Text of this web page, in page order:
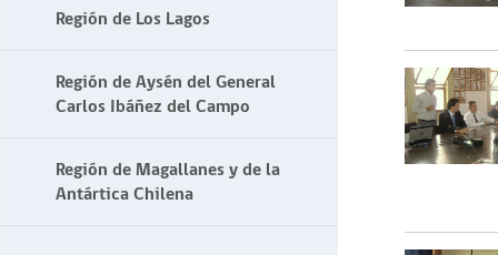
Región de Los Lagos
Región de Aysén del General
Carlos Ibáñez del Campo
Región de Magallanes y de la
Antártica Chilena